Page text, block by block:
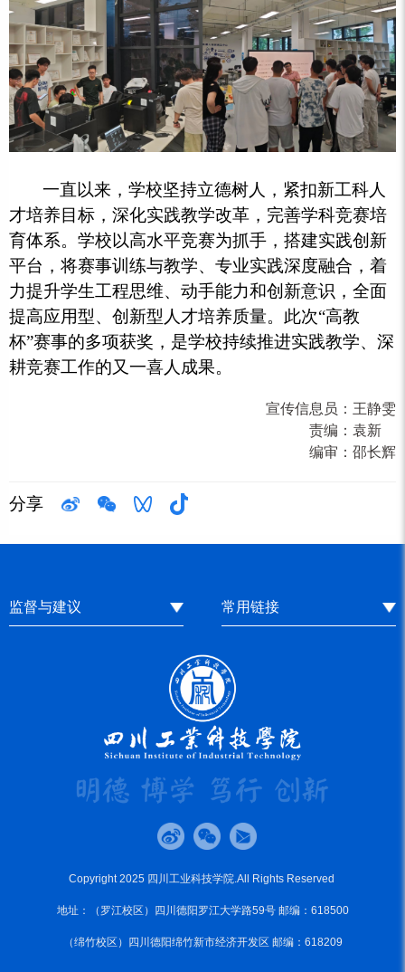
一直以来，学校坚持立德树人，紧扣新工科人
才培养目标，深化实践教学改革，完善学科竞赛培
育体系。学校以高水平竞赛为抓手，搭建实践创新
平台，将赛事训练与教学、专业实践深度融合，着
力提升学生工程思维、动手能力和创新意识，全面
提高应用型、创新型人才培养质量。此次“高教
杯”赛事的多项获奖，是学校持续推进实践教学、深
耕竞赛工作的又一喜人成果。
宣传信息员： 王静雯
责编： 袁新
编审： 邵长辉
分享
监督与建议 常用链接
Copyright 2025 四川工业科技学院.All Rights Reserved
地址：（罗江校区）四川德阳罗江大学路59号 邮编：618500
（绵竹校区）四川德阳绵竹新市经济开发区 邮编：618209